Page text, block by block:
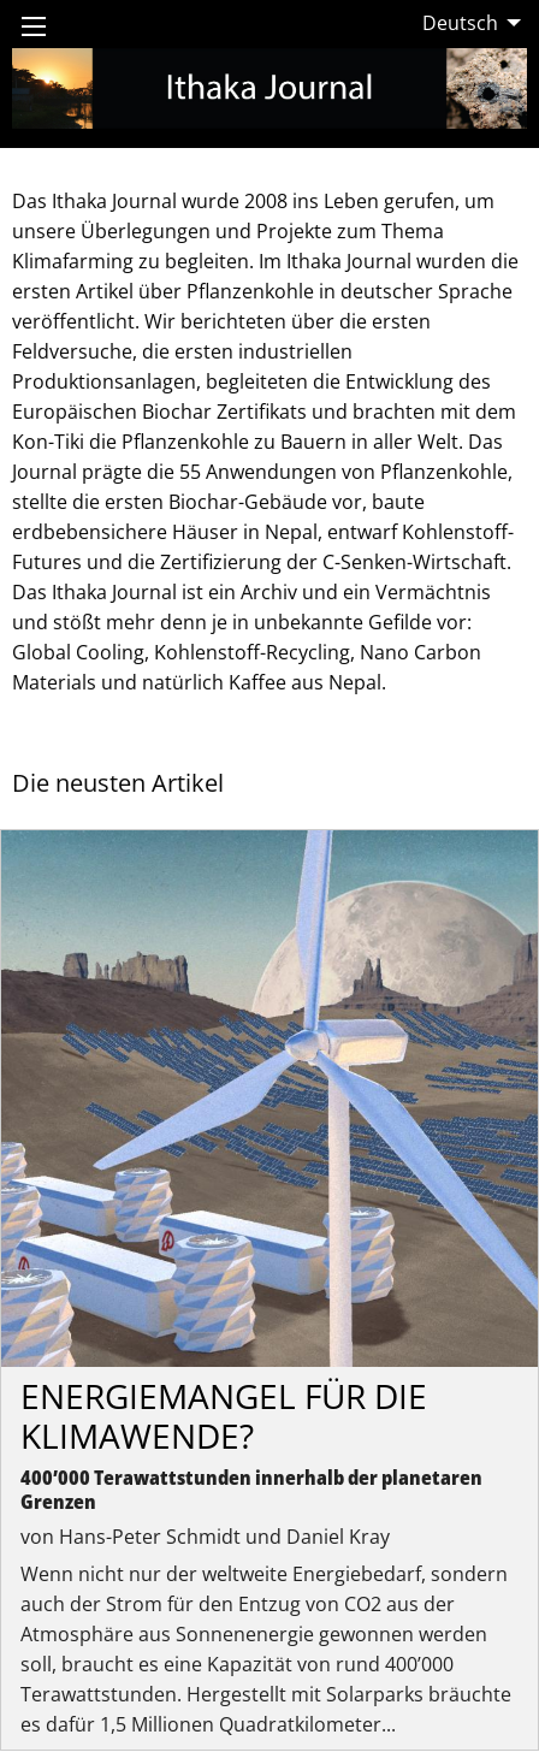
Deutsch
Das Ithaka Journal wurde 2008 ins Leben gerufen, um
unsere Überlegungen und Projekte zum Thema
Klimafarming zu begleiten. Im Ithaka Journal wurden die
ersten Artikel über Pflanzenkohle in deutscher Sprache
veröffentlicht. Wir berichteten über die ersten
Feldversuche, die ersten industriellen
Produktionsanlagen, begleiteten die Entwicklung des
Europäischen Biochar Zertifikats und brachten mit dem
Kon-Tiki die Pflanzenkohle zu Bauern in aller Welt. Das
Journal prägte die 55 Anwendungen von Pflanzenkohle,
stellte die ersten Biochar-Gebäude vor, baute
erdbebensichere Häuser in Nepal, entwarf Kohlenstoff-
Futures und die Zertifizierung der C-Senken-Wirtschaft.
Das Ithaka Journal ist ein Archiv und ein Vermächtnis
und stößt mehr denn je in unbekannte Gefilde vor:
Global Cooling, Kohlenstoff-Recycling, Nano Carbon
Materials und natürlich Kaffee aus Nepal.
Die neusten Artikel
ENERGIEMANGEL FÜR DIE
KLIMAWENDE?
400’000 Terawattstunden innerhalb der planetaren
Grenzen
von Hans-Peter Schmidt und Daniel Kray
Wenn nicht nur der weltweite Energiebedarf, sondern
auch der Strom für den Entzug von CO2 aus der
Atmosphäre aus Sonnenenergie gewonnen werden
soll, braucht es eine Kapazität von rund 400’000
Terawattstunden. Hergestellt mit Solarparks bräuchte
es dafür 1,5 Millionen Quadratkilometer...